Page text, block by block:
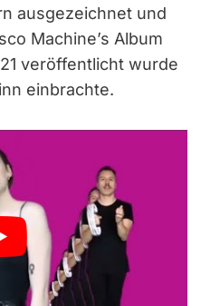
ausgezeichnet und
Machine’s Album
veröffentlicht wurde
einbrachte.